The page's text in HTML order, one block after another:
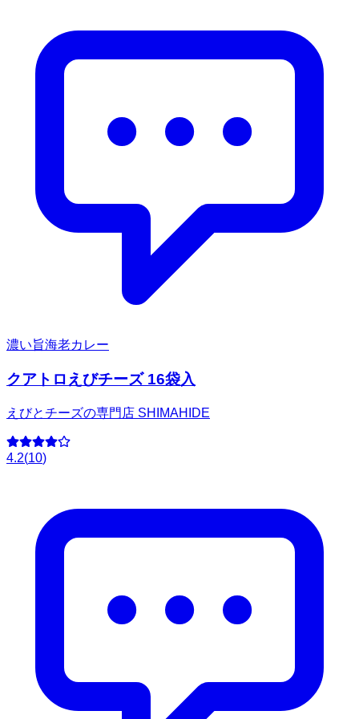
濃い旨海老カレー
クアトロえびチーズ 16袋入
えびとチーズの専門店 SHIMAHIDE
4.2(10)